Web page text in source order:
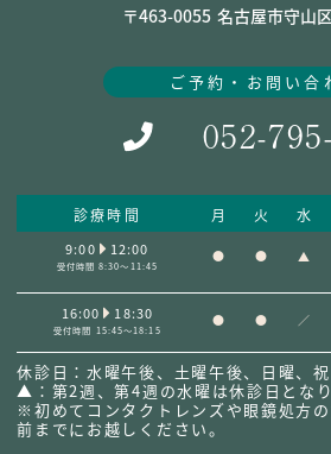
〒463-0055 名古屋市守山
ご予約・お問い合
052-
診療時間 月 火 水
9:00 12:00
受付時間 8:30～11:45
● ● ▲
16:00 18:30
受付時間 15:45～18:15
● ● ／
休診日：水曜午後、土曜午後、日曜、祝
▲：第2週、第4週の水曜は休診日となり
※初めてコンタクトレンズや眼鏡処方
前までにお越しください。